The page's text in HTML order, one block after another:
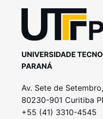
UNIVERSIDADE
PARANÁ
Av. Sete de
80230-901 Curitiba
+55 (41) 3310-4545